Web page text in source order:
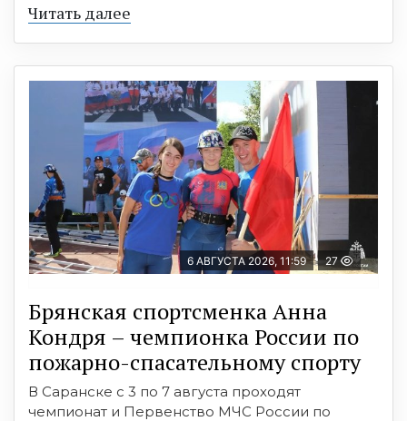
Читать далее
6 АВГУСТА 2026, 11:59 27
Брянская спортсменка Анна
Кондря – чемпионка России по
пожарно-спасательному спорту
В Саранске с 3 по 7 августа проходят
чемпионат и Первенство МЧС России по